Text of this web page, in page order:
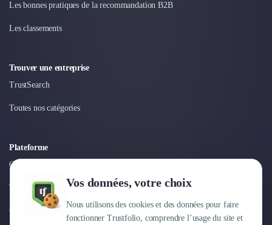
Vos données, votre choix
Nous utilisons des cookies et des données pour faire
fonctionner Trustfolio, comprendre l’usage du site et
Création de Site Internet
Développement d'Application Mobile
Cybersécurité
Logiciel E-Commerce
Réalité Virtuelle (VR)
Déménagement
Impression
Traduction
Traiteur & Restauration
Conception & Aménagement de Bureaux
Les bonnes pratiques de la recommandation B2B
Les classements
Trouver une entreprise
TrustSearch
Toutes nos catégories
Plateforme
Connexion
Tarifs
Centre d'aide